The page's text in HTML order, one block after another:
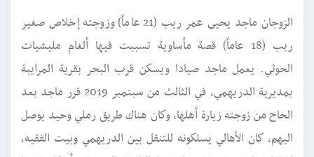
الزوجان ماجد يحيى عمر ريب (21 عاماً) وزوجته إخلاص صغير
ريب (18 عاماً) قصة مأساوية تسببت فيها ألغام مليشيات
الحوثي. يعمل ماجد صيادا ويسكن قرب البحر بقرية المرايبة
بمديرية الدريهمي، في الثالث من سبتمبر 2019 قرر ماجد بعد
الحاح من زوجته زيارة أهلها، وكان هناك طريق رملي وحيد يوصل
اليهم، كان الأهالي يسلكونه للتنقل بين الدريهمي وبيت الفقيه،